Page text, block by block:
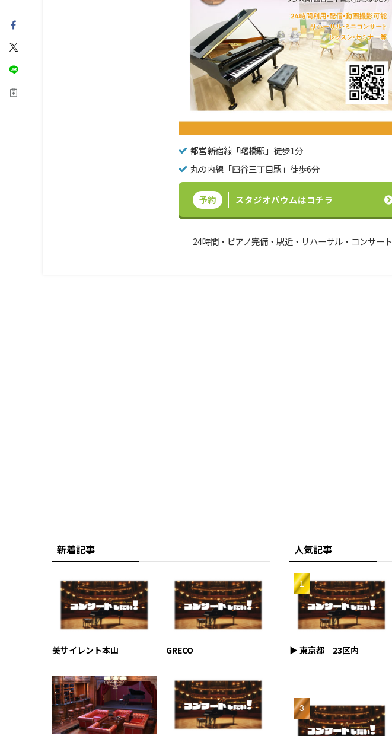
都営新宿線「曙橋駅」徒歩1分
丸の内線「四谷三丁目駅」徒歩6分
予約 スタジオバウムはコチラ
24時間・ピアノ完備・駅近・リハーサル・コンサート
新着記事
美サイレント本山 GRECO
人気記事
▶︎ 東京都 23区内